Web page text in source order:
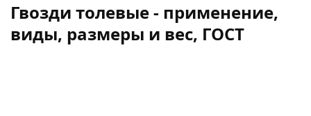
Гвозди толевые - применение,
виды, размеры и вес, ГОСТ